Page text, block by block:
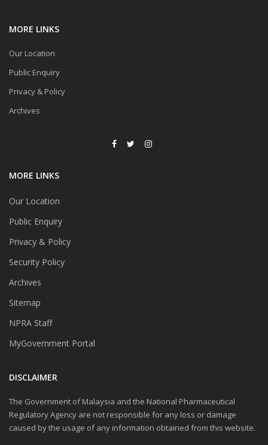
MORE LINKS
Our Location
Public Enquiry
Privacy & Policy
Archives
MORE LINKS
Our Location
Public Enquiry
Privacy & Policy
Security Policy
Archives
Sitemap
NPRA Staff
MyGovernment Portal
DISCLAIMER
The Government of Malaysia and the National Pharmaceutical
Regulatory Agency are not responsible for any loss or damage
caused by the usage of any information obtained from this website.